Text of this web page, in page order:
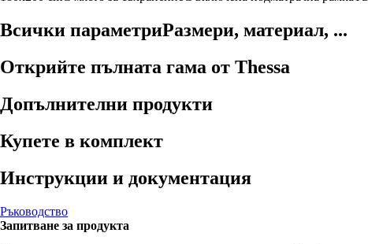
Всички параметриРазмери, материал, ...
Открийте пълната гама от Thessa
Допълнителни продукти
Купете в комплект
Инструкции и документация
Ръководство
Запитване за продукта